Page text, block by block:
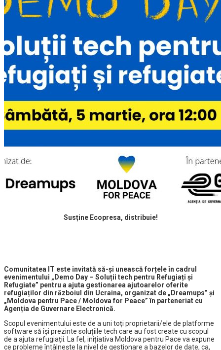
Susține Ecopresa, distribuie!
Comunitatea IT este invitată să-și unească forțele în cadrul
evenimentului „Demo Day – Soluții tech pentru Refugiați și
Refugiate” pentru a ajuta gestionarea ajutoarelor oferite
refugiaților din războiul din Ucraina, organizat de „Dreamups” și
„Moldova pentru Pace / Moldova for Peace” în parteneriat cu
Agenția de Guvernare Electronică.
Scopul evenimentului este de a uni toți proprietarii/ele de platforme
software să își prezinte soluțiile tech care au fost create cu scopul
de a ajuta refugiații. La fel, inițiativa Moldova pentru Pace va expune
ce probleme întâlnește la nivel de gestionare a bazelor de date, ca,